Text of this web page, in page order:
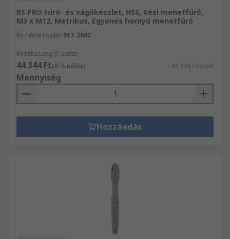
RS PRO Fúró- és vágókészlet, HSS, Kézi menetfúró,
M3 x M12, Metrikus, Egyenes hornyú menetfúró
RS raktári szám 917-2602
Részösszeg (1 szett)
44 344 Ft(ÁFA nélkül) 44 344 Ft/szett
Mennyiség
Hozzáadás